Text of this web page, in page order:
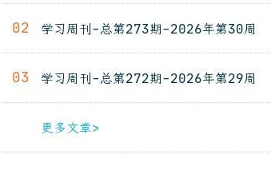
02 学习周刊-总第273期-2026年第30周
03 学习周刊-总第272期-2026年第29周
更多文章>